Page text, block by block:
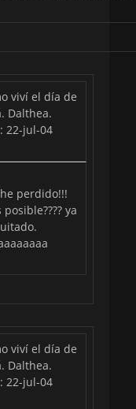
viví el día de
Dalthea.
22-jul-04
he perdido!!!
ya
viví el día de
Dalthea.
22-jul-04